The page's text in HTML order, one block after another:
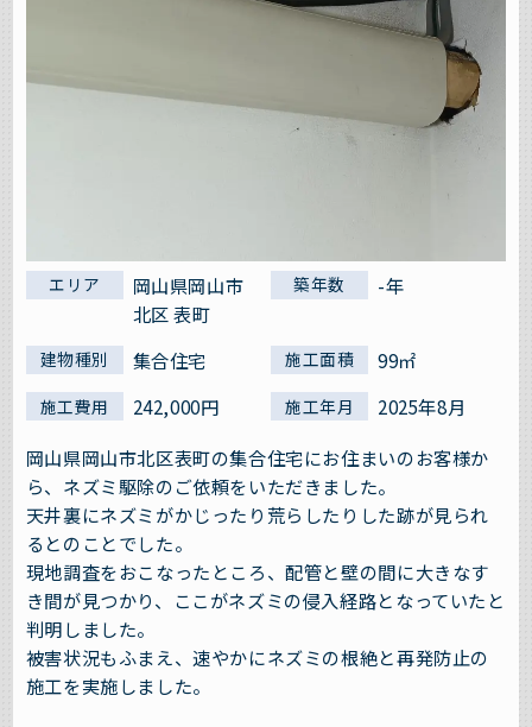
エリア
岡山県岡山市
北区 表町
築年数 -年
建物種別 集合住宅 施工面積 99㎡
施工費用 242,000円 施工年月
2025年8月
岡山県岡山市北区表町の集合住宅にお住まいのお客様か
ら、ネズミ駆除のご依頼をいただきました。
天井裏にネズミがかじったり荒らしたりした跡が見られ
るとのことでした。
現地調査をおこなったところ、配管と壁の間に大きなす
き間が見つかり、ここがネズミの侵入経路となっていたと
判明しました。
被害状況もふまえ、速やかにネズミの根絶と再発防止の
施工を実施しました。